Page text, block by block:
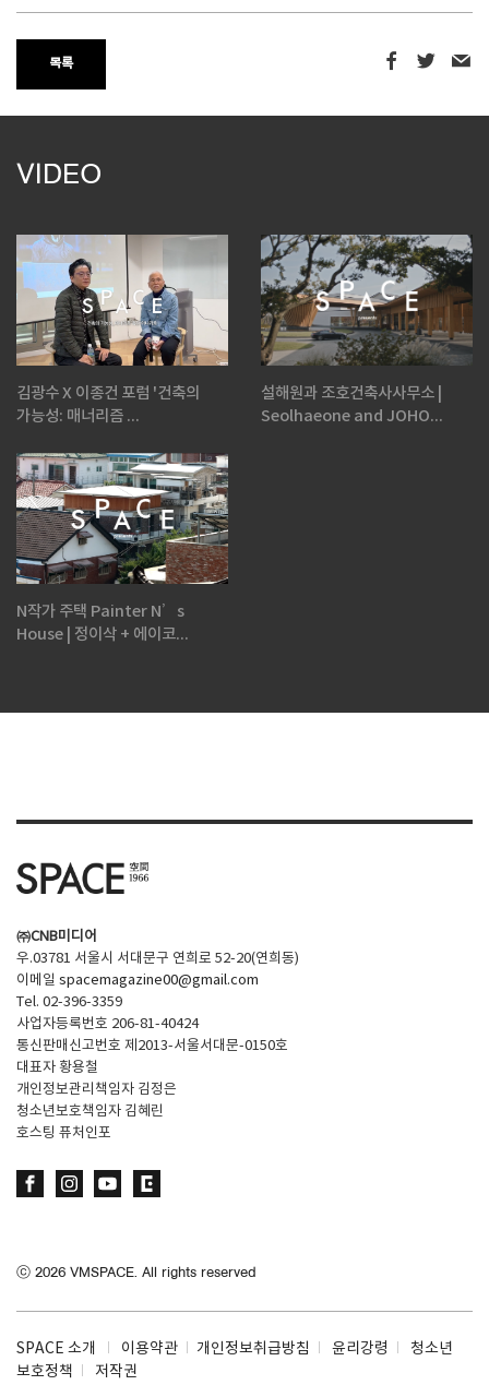
목록
VIDEO
김광수 X 이종건 포럼 '건축의
가능성: 매너리즘 ...
설해원과 조호건축사사무소 |
Seolhaeone and JOHO...
N작가 주택 Painter N’s
House | 정이삭 + 에이코...
㈜CNB미디어
우.03781 서울시 서대문구 연희로 52-20(연희동)
이메일 spacemagazine00@gmail.com
Tel. 02-396-3359
사업자등록번호 206-81-40424
통신판매신고번호 제2013-서울서대문-0150호
대표자 황용철
개인정보관리책임자 김정은
청소년보호책임자 김혜린
호스팅 퓨처인포
ⓒ 2026 VMSPACE. All rights reserved
SPACE 소개 이용약관 개인정보취급방침 윤리강령
청소년
보호정책
저작권